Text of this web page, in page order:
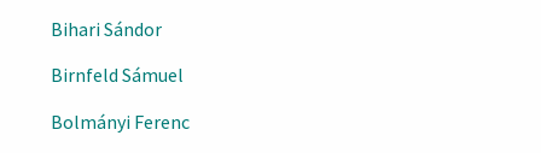
Bihari Sándor
Birnfeld Sámuel
Bolmányi Ferenc